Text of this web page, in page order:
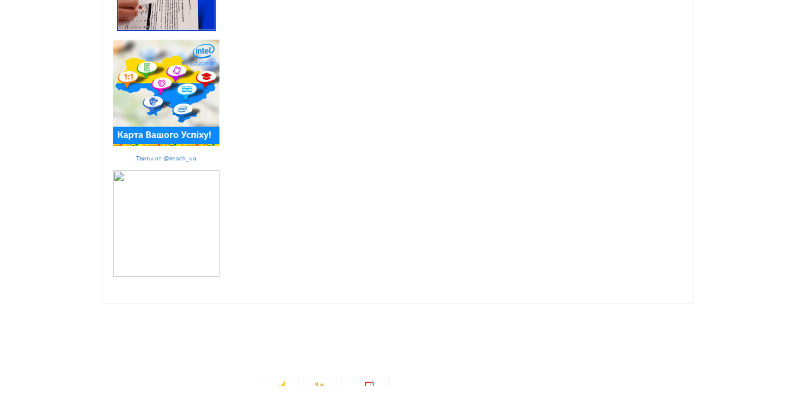
Твиты от @iteach_ua